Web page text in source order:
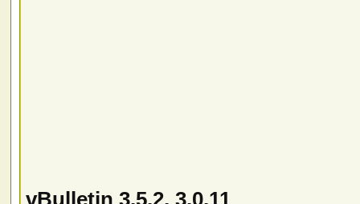
vBulletin 3.5.2, 3.0.11